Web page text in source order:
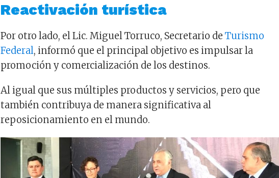
Reactivación turística
Por otro lado, el Lic. Miguel Torruco, Secretario deTurismo
Federal, informó que el principal objetivo es impulsar la
promoción y comercialización de los destinos.
Al igual que sus múltiples productos y servicios, pero que
también contribuya de manera significativa al
reposicionamiento en el mundo.